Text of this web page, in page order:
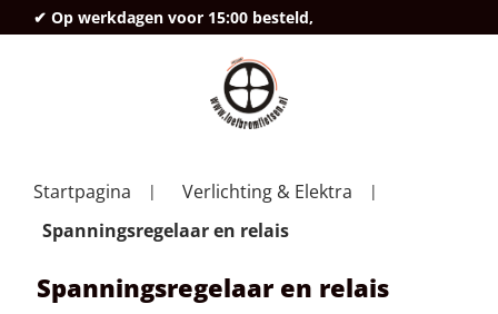
✔ Op werkdagen voor 15:00 besteld,
Startpagina
Verlichting & Elektra
Spanningsregelaar en relais
Spanningsregelaar en relais